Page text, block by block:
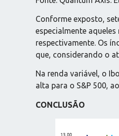
Conforme exposto,
especialmente
respectivamente. Os
que, considerando o
Na renda variável, o
alta para o S&P 500,
CONCLUSÃO